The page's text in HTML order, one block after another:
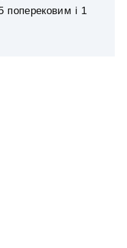
поперековим і 1